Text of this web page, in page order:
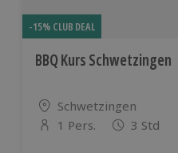
-15% CLUB DEAL
BBQ Kurs Schwetzingen
Standort
Schwetzingen
Anzahl der Teilnehmer
1 Pers. 3 Std